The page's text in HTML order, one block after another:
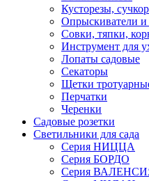
Кусторезы,
Опрыскиватели и
Совки, тяпки,
Инструмент для
Лопаты садовые
Секаторы
Щетки
Перчатки
Черенки
Садовые розетки
Светильники для сада
Серия НИЦЦА
Серия БОРДО
Серия